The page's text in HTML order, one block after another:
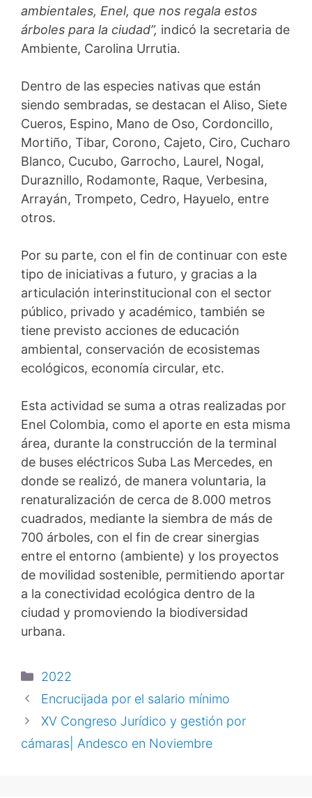
ambientales, Enel, que nos regala estos
árboles para la ciudad”, indicó la secretaria de
Ambiente, Carolina Urrutia.
Dentro de las especies nativas que están
siendo sembradas, se destacan el Aliso, Siete
Cueros, Espino, Mano de Oso, Cordoncillo,
Mortiño, Tibar, Corono, Cajeto, Ciro, Cucharo
Blanco, Cucubo, Garrocho, Laurel, Nogal,
Duraznillo, Rodamonte, Raque, Verbesina,
Arrayán, Trompeto, Cedro, Hayuelo, entre
otros.
Por su parte, con el fin de continuar con este
tipo de iniciativas a futuro, y gracias a la
articulación interinstitucional con el sector
público, privado y académico, también se
tiene previsto acciones de educación
ambiental, conservación de ecosistemas
ecológicos, economía circular, etc.
Esta actividad se suma a otras realizadas por
Enel Colombia, como el aporte en esta misma
área, durante la construcción de la terminal
de buses eléctricos Suba Las Mercedes, en
donde se realizó, de manera voluntaria, la
renaturalización de cerca de 8.000 metros
cuadrados, mediante la siembra de más de
700 árboles, con el fin de crear sinergias
entre el entorno (ambiente) y los proyectos
de movilidad sostenible, permitiendo aportar
a la conectividad ecológica dentro de la
ciudad y promoviendo la biodiversidad
urbana.
2022
Encrucijada por el salario mínimo
XV Congreso Jurídico y gestión por
cámaras| Andesco en Noviembre